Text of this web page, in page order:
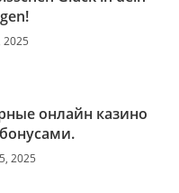
2025
онлайн казино
2025